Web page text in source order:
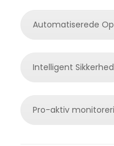
Automatiserede
Intelligent Sikkerhed
Pro-aktiv